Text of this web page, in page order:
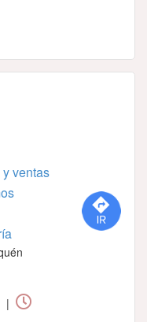
ventas
|